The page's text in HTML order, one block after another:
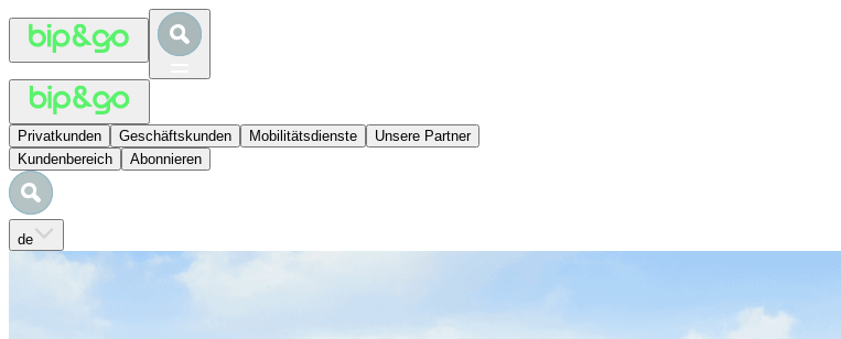
Privatkunden Geschäftskunden Mobilitätsdienste
Unsere Partner
Kundenbereich
Abonnieren
de